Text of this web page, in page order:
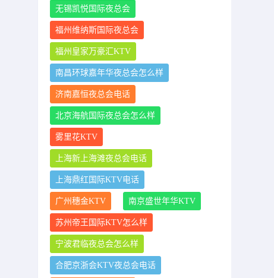
无锡凯悦国际夜总会
福州维纳斯国际夜总会
福州皇家万豪汇KTV
南昌环球嘉年华夜总会怎么样
济南嘉恒夜总会电话
北京海航国际夜总会怎么样
雾里花KTV
上海新上海滩夜总会电话
上海鼎红国际KTV电话
广州穗金KTV 南京盛世年华KTV
苏州帝王国际KTV怎么样
宁波君临夜总会怎么样
合肥京浙会KTV夜总会电话